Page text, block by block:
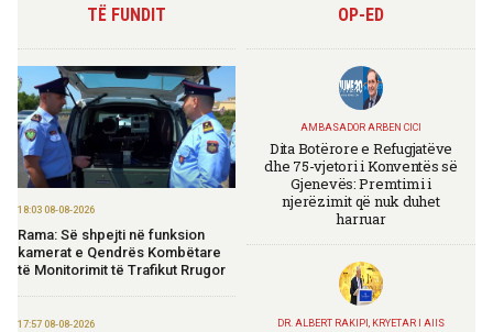
TË FUNDIT
18:03 08-08-2026
Rama: Së shpejti në funksion
kamerat e Qendrës Kombëtare
të Monitorimit të Trafikut Rrugor
17:57 08-08-2026
OP-ED
AMBASADOR ARBEN CICI
Dita Botërore e Refugjatëve
dhe 75-vjetori i Konventës së
Gjenevës: Premtimi i
njerëzimit që nuk duhet
harruar
DR. ALBERT RAKIPI, KRYETAR I AIIS